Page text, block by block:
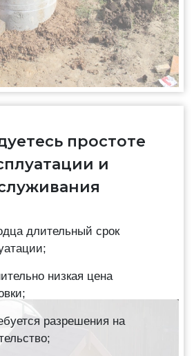
простоте
и
длительный срок
низкая цена
разрешения на